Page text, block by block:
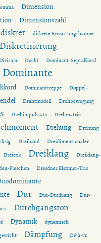
Dimension
Dimensionszahl
diskret
diskrete Erwartungsbäume
Diskretisierung
Docht
Dominant-Septakkord
Dominante
Dominanttreppe
Doppel-
Drahtmodell Drehbewegung
Drehimpulssatz
Drehmatrix
Drehung
Drehung
Dreiband
Dreidimensionaler
Dreieck Dreiklang
Dreiklang-
Pieschen
Dresdner Klezmer-Trio
Dur Dur-Dreiklang
Dur-
Durchgangston
Dynamik
dynamisch
Dämpfung
Déjà-vu